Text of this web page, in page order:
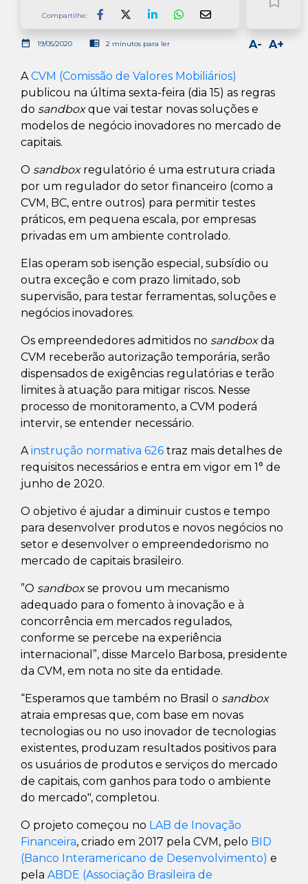
Compartilhe:
FacebookLinkedInWhatsapp
date_range 19/05/2020 chrome_reader_mode 2 minutos para ler A+
A-
ACVM (Comissão de Valores Mobiliários)
publicou na última sexta-feira (dia 15) as regras
do sandboxque vai testar novas soluções e
modelos de negócio inovadores no mercado de
capitais.
O sandbox regulatório é uma estrutura criada
por um regulador do setor financeiro (como a
CVM, BC, entre outros) para permitir testes
práticos, em pequena escala, por empresas
privadas em um ambiente controlado.
Elas operam sob isenção especial, subsídio ou
outra exceção e com prazo limitado, sob
supervisão, para testar ferramentas, soluções e
negócios inovadores.
Os empreendedores admitidos no sandboxda
CVM receberão autorização temporária, serão
dispensados de exigências regulatórias e terão
limites à atuação para mitigar riscos. Nesse
processo de monitoramento, a CVM poderá
intervir, se entender necessário.
Ainstrução normativa 626 traz mais detalhes de
requisitos necessários e entra em vigor em 1° de
junho de 2020.
O objetivo é ajudar a diminuir custos e tempo
para desenvolver produtos e novos negócios no
setor e desenvolver o empreendedorismo no
mercado de capitais brasileiro.
”O sandboxse provou um mecanismo
adequado para o fomento à inovação e à
concorrência em mercados regulados,
conforme se percebe na experiência
internacional”, disse Marcelo Barbosa, presidente
da CVM, em nota no site da entidade.
“Esperamos que também no Brasil o sandbox
atraia empresas que, com base em novas
tecnologias ou no uso inovador de tecnologias
existentes, produzam resultados positivos para
os usuários de produtos e serviços do mercado
de capitais, com ganhos para todo o ambiente
do mercado", completou.
O projeto começou no LAB de Inovação
Financeira, criado em 2017 pela CVM, pelo BID
(Banco Interamericano de Desenvolvimento) e
pela ABDE (Associação Brasileira de